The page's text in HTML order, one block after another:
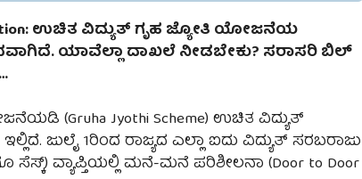
ಉಚಿತ ವಿದ್ಯುತ್ ಗೃಹ ಜ್ಯೋತಿ ಯೋಜನೆಯ
ಯಾವೆಲ್ಲಾ ದಾಖಲೆ ನೀಡಬೇಕು? ಸರಾಸರಿ ಬಿಲ್
(Gruha Jyothi Scheme) ಉಚಿತ ವಿದ್ಯುತ್
ಜುಲೈ 1ರಿಂದ ರಾಜ್ಯದ ಎಲ್ಲಾ ಐದು ವಿದ್ಯುತ್ ಸರಬರಾಜು
ಸೆಸ್ಕ್) ವ್ಯಾಪ್ತಿಯಲ್ಲಿ ಮನೆ-ಮನೆ ಪರಿಶೀಲನಾ (Door to Door